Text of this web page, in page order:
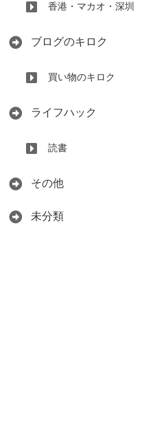
香港・マカオ・深圳
ブログのキロク
買い物のキロク
ライフハック
読書
その他
未分類